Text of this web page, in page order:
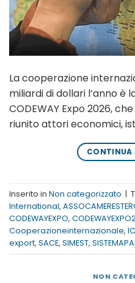
La cooperazione
miliardi di dollari l’anno è
CODEWAY Expo 2026,
riunito attori economici,
CONTINUA
Inserito in Non categorizzato |
International,
CODEWAYEXPO,
Cooperazioneinternazionale,
export, SACE, SIMEST,
NON